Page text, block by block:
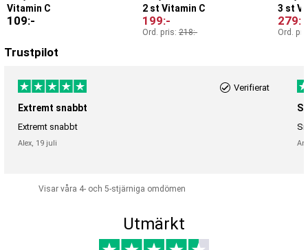
Vitamin C
109:-
2 st Vitamin C
199:-
Ord. pris:218:-
3 st
279:-
Ord.
Trustpilot
Verifierat
Extremt snabbt
Extremt snabbt
Alex, 19 juli
Visar våra 4- och 5-stjärniga omdömen
Utmärkt